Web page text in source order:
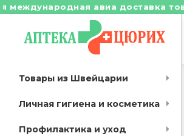
авиа доставка
Товары из Швейцарии
Личная гигиена и косметика
Профилактика и уход